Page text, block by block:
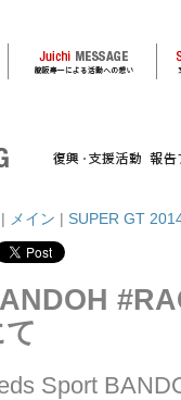
| メイン | SUPER GT
Sport